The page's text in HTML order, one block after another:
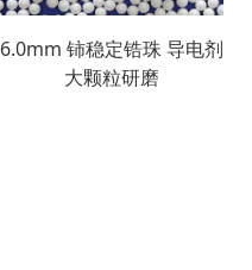
6.0mm 铈稳定锆珠 导电剂
大颗粒研磨